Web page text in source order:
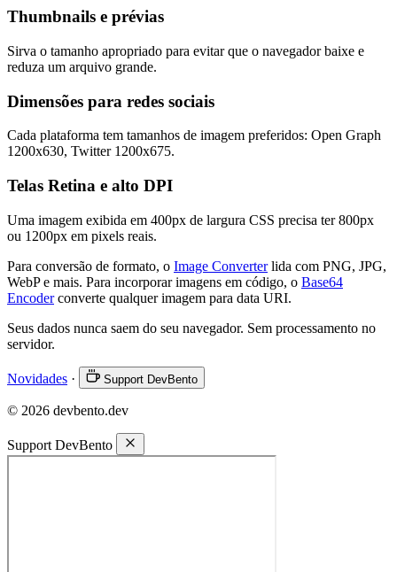
Thumbnails e prévias
Sirva o tamanho apropriado para evitar que o navegador baixe e
reduza um arquivo grande.
Dimensões para redes sociais
Cada plataforma tem tamanhos de imagem preferidos: Open Graph
1200x630, Twitter 1200x675.
Telas Retina e alto DPI
Uma imagem exibida em 400px de largura CSS precisa ter 800px
ou 1200px em pixels reais.
Para conversão de formato, o Image Converterlida com PNG, JPG,
WebP e mais. Para incorporar imagens em código, o Base64
Encoderconverte qualquer imagem para data URI.
Seus dados nunca saem do seu navegador. Sem processamento no
servidor.
Novidades · Support DevBento
© 2026 devbento.dev
Support DevBento